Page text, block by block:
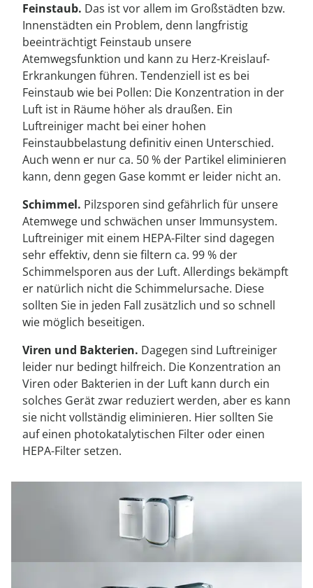
Feinstaub. Das ist vor allem im Großstädten bzw.
Innenstädten ein Problem, denn langfristig
beeinträchtigt Feinstaub unsere
Atemwegsfunktion und kann zu Herz-Kreislauf-
Erkrankungen führen. Tendenziell ist es bei
Feinstaub wie bei Pollen: Die Konzentration in der
Luft ist in Räume höher als draußen. Ein
Luftreiniger macht bei einer hohen
Feinstaubbelastung definitiv einen Unterschied.
Auch wenn er nur ca. 50 % der Partikel eliminieren
kann, denn gegen Gase kommt er leider nicht an.
Schimmel. Pilzsporen sind gefährlich für unsere
Atemwege und schwächen unser Immunsystem.
Luftreiniger mit einem HEPA-Filter sind dagegen
sehr effektiv, denn sie filtern ca. 99 % der
Schimmelsporen aus der Luft. Allerdings bekämpft
er natürlich nicht die Schimmelursache. Diese
sollten Sie in jeden Fall zusätzlich und so schnell
wie möglich beseitigen.
Viren und Bakterien. Dagegen sind Luftreiniger
leider nur bedingt hilfreich. Die Konzentration an
Viren oder Bakterien in der Luft kann durch ein
solches Gerät zwar reduziert werden, aber es kann
sie nicht vollständig eliminieren. Hier sollten Sie
auf einen photokatalytischen Filter oder einen
HEPA-Filter setzen.